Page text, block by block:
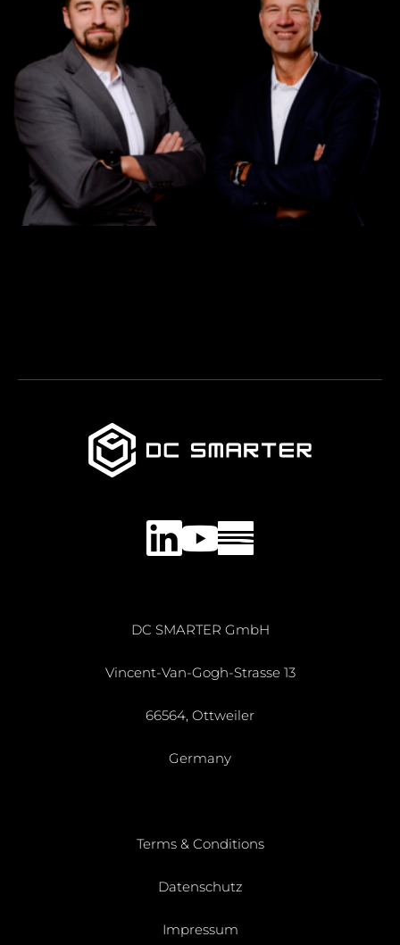
LinkedInYouTube
DC SMARTER GmbH
Vincent-Van-Gogh-Strasse 13
66564, Ottweiler
Germany
Terms & Conditions
Datenschutz
Impressum